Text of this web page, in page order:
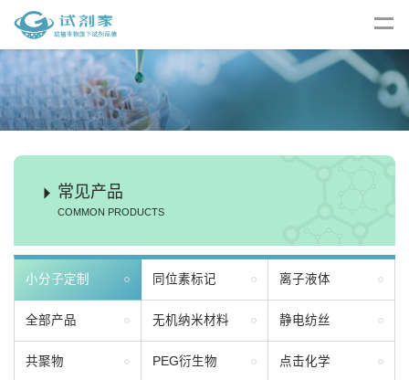
常见产品
COMMON PRODUCTS
小分子定制 同位素标记 离子液体
全部产品 无机纳米材料 静电纺丝
共聚物 PEG衍生物 点击化学